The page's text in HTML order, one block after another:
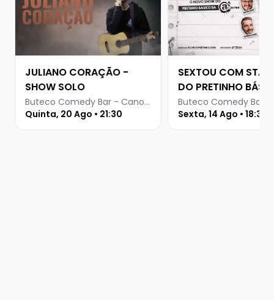
JULIANO CORAÇÃO -
SHOW SOLO
Buteco Comedy Bar - Canoas
Quinta, 20 Ago • 21:30
SEXTOU COM
DO PRETINHO
Sexta, 14 Ago • 18:30